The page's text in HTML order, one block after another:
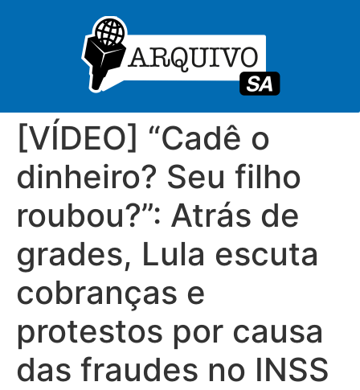
[VÍDEO] “Cadê o
dinheiro? Seu filho
roubou?”: Atrás de
grades, Lula escuta
cobranças e
protestos por causa
das fraudes no INSS